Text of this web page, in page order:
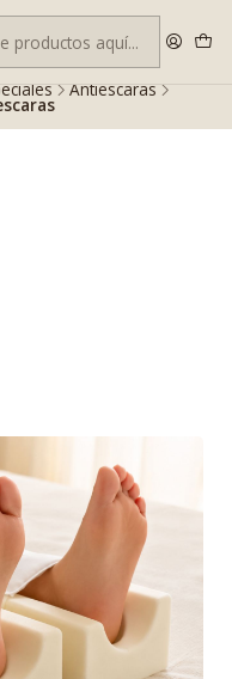
Revisa las condiciones.
Antiescaras